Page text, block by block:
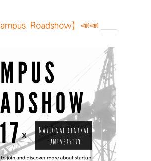
Roadshow】📣📣